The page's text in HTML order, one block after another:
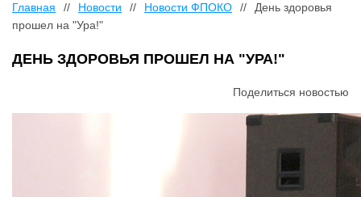
Главная // Новости // Новости ФПОКО //
День здоровья
прошел на "Ура!"
ДЕНЬ ЗДОРОВЬЯ ПРОШЕЛ НА "УРА!"
Поделиться новостью